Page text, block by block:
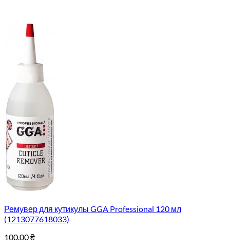
Ремувер для кутикулы GGA Professional 120 мл
(1213077618033)
100.00₴